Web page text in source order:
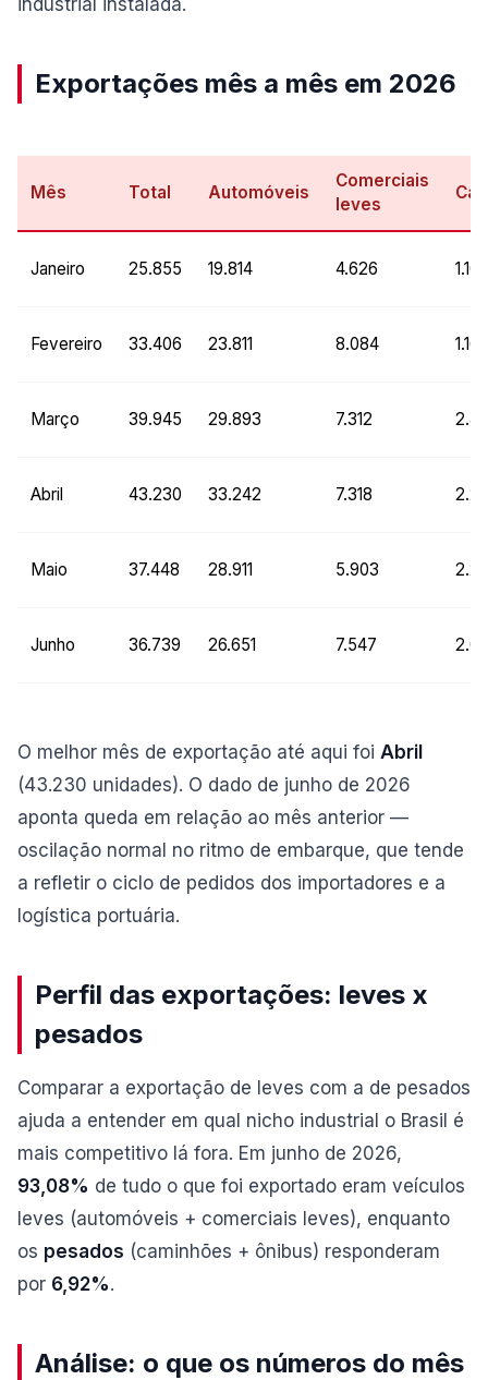
industrial instalada.
Exportações mês a mês em 2026
Mês Total Automóveis
Comerciais
leves
Janeiro 25.855 19.814 4.626 1.106
Fevereiro 33.406 23.811 8.084 1.169
Março 39.945 29.893 7.312
Abril 43.230 33.242 7.318
Maio 37.448 28.911 5.903
Junho 36.739 26.651 7.547
O melhor mês de exportação até aqui foi Abril
(43.230 unidades). O dado de junho de 2026
aponta queda em relação ao mês anterior —
oscilação normal no ritmo de embarque, que tende
a refletir o ciclo de pedidos dos importadores e a
logística portuária.
Perfil das exportações: leves x
pesados
Comparar a exportação de leves com a de pesados
ajuda a entender em qual nicho industrial o Brasil é
mais competitivo lá fora. Em junho de 2026,
93,08% de tudo o que foi exportado eram veículos
leves (automóveis + comerciais leves), enquanto
os pesados (caminhões + ônibus) responderam
por 6,92%.
Análise: o que os números do mês